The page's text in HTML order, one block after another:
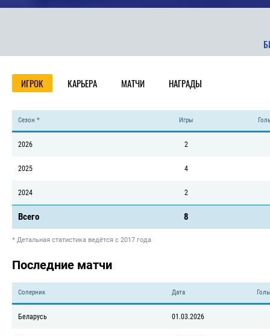
ИГРОК КАРЬЕРА МАТЧИ НАГРАДЫ
Сезон * Игры
2026 2
2025 4
2024 2
Всего 8
* Детальная статистика ведётся с 2017 года
Последние матчи
Соперник Дата
Беларусь 01.03.2026